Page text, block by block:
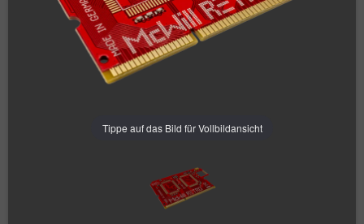
Tippe auf das Bild für Vollbildansicht